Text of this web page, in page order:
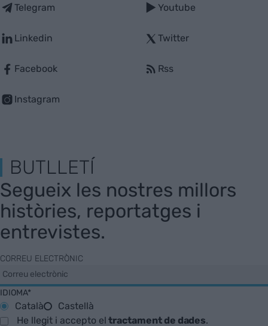
Telegram
Linkedin
Facebook
Instagram
Youtube
Twitter
Rss
BUTLLETÍ
Segueix les nostres millors
històries, reportatges i
entrevistes.
CORREU ELECTRÒNIC
IDIOMA*
Català
Castellà
He llegit i accepto eltractament de dades.